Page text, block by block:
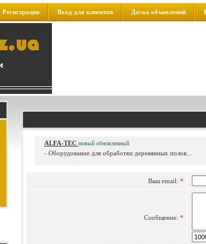
Регистрация Вход для клиентов Доска объявлений
ALFA-TEC новый обновленный
- Оборудование для обработки деревянных полов...
Ваш email: *
Сообщение: *